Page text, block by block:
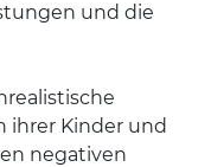
und die
ihrer Kinder und
negativen